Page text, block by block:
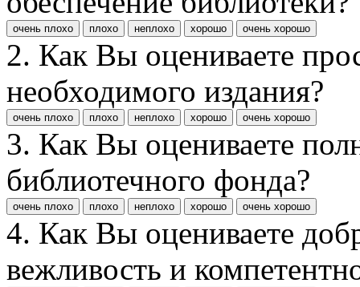
очень плохо плохо неплохо хорошо очень хорошо
2. Как Вы оцениваете
необходимого издания?
очень плохо плохо неплохо хорошо очень хорошо
3. Как Вы оцениваете
библиотечного фонда?
очень плохо плохо неплохо хорошо очень хорошо
4. Как Вы оцениваете
вежливость и